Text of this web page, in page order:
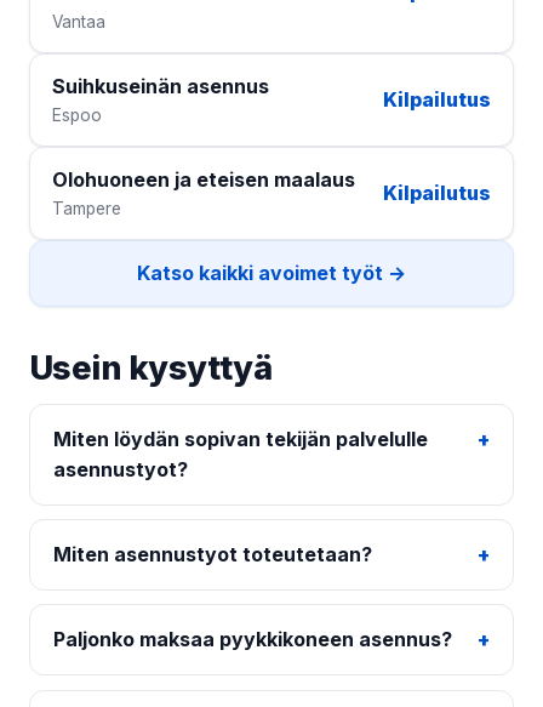
Vantaa
Suihkuseinän asennus
Espoo
Kilpailutus
Olohuoneen ja eteisen maalaus
Tampere
Kilpailutus
Katso kaikki avoimet työt →
Usein kysyttyä
Miten löydän sopivan tekijän palvelulle
asennustyot?
Miten asennustyot toteutetaan?
Paljonko maksaa pyykkikoneen asennus?